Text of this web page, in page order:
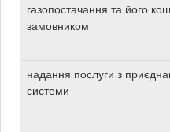
газопостачання та його
замовником
надання послуги з
системи